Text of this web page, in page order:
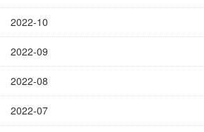
2022-10
2022-09
2022-08
2022-07